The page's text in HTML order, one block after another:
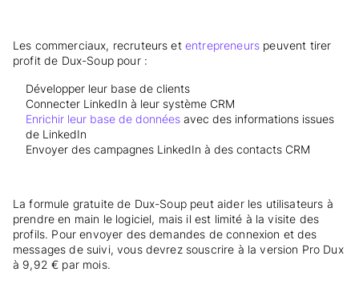
Les commerciaux, recruteurs et entrepreneurs peuvent tirer
profit de Dux-Soup pour :
Développer leur base de clients
Connecter LinkedIn à leur système CRM
Enrichir leur base de données avec des informations issues
de LinkedIn
Envoyer des campagnes LinkedIn à des contacts CRM
La formule gratuite de Dux-Soup peut aider les utilisateurs à
prendre en main le logiciel, mais il est limité à la visite des
profils. Pour envoyer des demandes de connexion et des
messages de suivi, vous devrez souscrire à la version Pro Dux
à 9,92 € par mois.